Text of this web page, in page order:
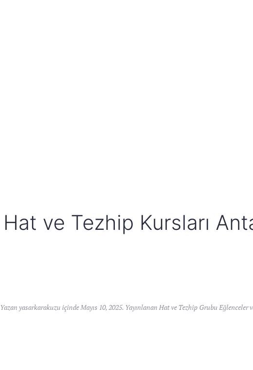
Hat ve Tezhip Kursları
Yazan yasarkarakuzu içindeMayıs 10, 2025. Yayınlanan Hat ve Tezhip Grubu Eğlenceler